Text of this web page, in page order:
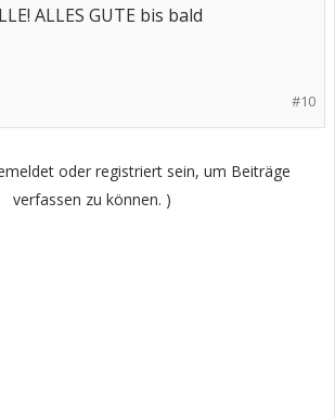
ALLES GUTE bis bald
#10
oder registriert sein, um Beiträge
verfassen zu können. )